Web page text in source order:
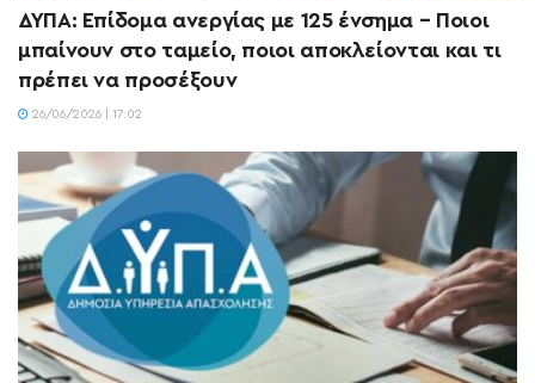
ΔΥΠΑ: Επίδομα ανεργίας με 125 ένσημα – Ποιοι
μπαίνουν στο ταμείο, ποιοι αποκλείονται και τι
πρέπει να προσέξουν
26/06/2026 | 17:02